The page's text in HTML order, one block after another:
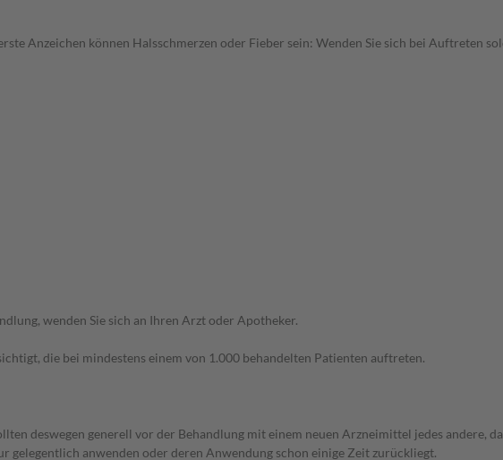
Anzeichen können Halsschmerzen oder Fieber sein: Wenden Sie sich bei Auftreten
wenden Sie sich an Ihren Arzt oder Apotheker.
die bei mindestens einem von 1.000 behandelten Patienten auftreten.
deswegen generell vor der Behandlung mit einem neuen Arzneimittel jedes andere,
gelegentlich anwenden oder deren Anwendung schon einige Zeit zurückliegt.